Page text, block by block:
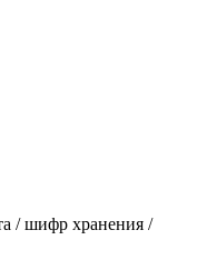
/ шифр хранения /